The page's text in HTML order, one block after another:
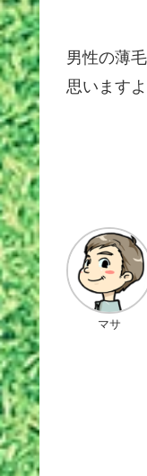
男性の薄
思いますよ
マサ